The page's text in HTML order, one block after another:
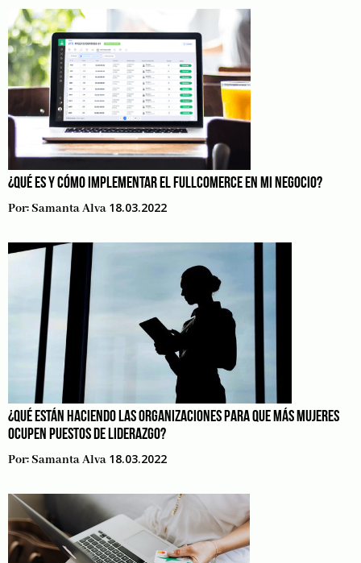
¿QUÉ ES Y CÓMO IMPLEMENTAR EL FULLCOMERCE EN MI NEGOCIO?
Por:Samanta Alva 18.03.2022
¿QUÉ ESTÁN HACIENDO LAS ORGANIZACIONES PARA QUE MÁS MUJERES
OCUPEN PUESTOS DE LIDERAZGO?
Por:Samanta Alva 18.03.2022